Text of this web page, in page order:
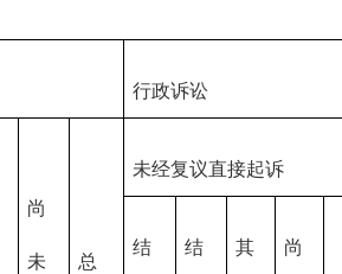
行政诉讼
尚
未 总
未经复议直接起诉
结 结 其 尚